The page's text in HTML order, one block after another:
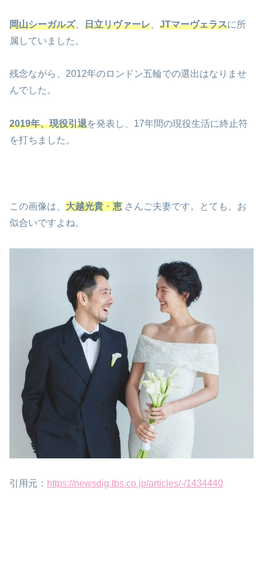
岡山シーガルズ、 日立リヴァーレ JTマーヴェラスに所
属していました。
残念ながら、2012年のロンドン五輪での選出はなりませ
んでした。
2019年、現役引退を発表し、17年間の現役生活に終止符
を打ちました。
この画像は、 大越光貴 ・ 恵 さんご夫妻です。とても、お
似合いですよね。
引用元： https://newsdig.tbs.co.jp/articles/-/1434440